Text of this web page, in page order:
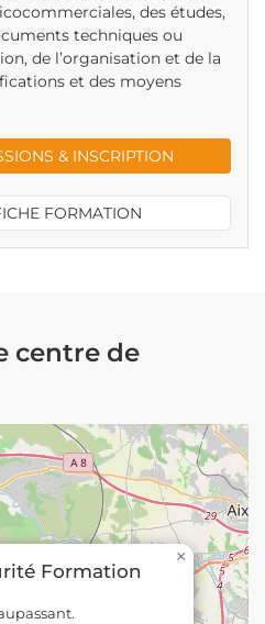
des études,
techniques ou
de l’organisation et de la
et des moyens
& INSCRIPTION
FORMATION
centre de
Formation
×